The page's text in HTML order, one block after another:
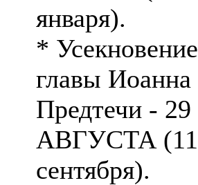
января).
* Усекновение
главы Иоанна
Предтечи - 29
АВГУСТА (11
сентября).